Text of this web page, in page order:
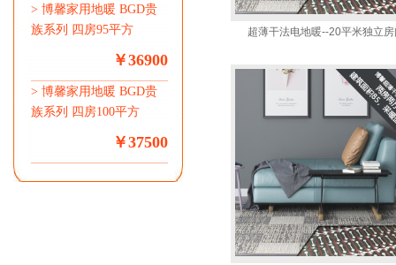
> 博馨家用地暖 BGD贵
族系列 四房95平方
￥36900
> 博馨家用地暖 BGD贵
族系列 四房100平方
￥37500
超薄干法电地暖--20平米独立